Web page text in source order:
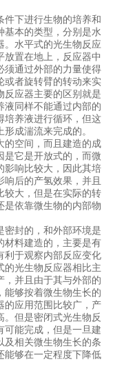
件下进行生物的培养和
基本的类型，分别是水
。水平式的光生物反应
放置在地上，反应器中
须通过外部的力量使得
或者旋转臂的转动来实
反应器主要的区别就是
液同样不能通过内部的
培养液进行循环，但这
成湍流来完成的。
的空间，而且建造的成
是它是开放式的，而微
影响比较大，因此其培
后的产氢效果，并且
较大，但是在实际的转
是依靠微生物的内部物
密封的，和外部环境是
材料建造的，主要是有
利于观察内部反应变化
的光生物反应器相比主
，并且由于其与外部的
能够按着微生物生长的
的应用范围比较广，产
。但是密闭式光生物反
可能完成，但是一旦建
及相关微生物生长的条
能够在一定程度下降低